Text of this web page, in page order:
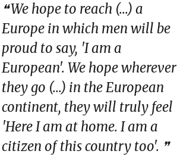
We hope to reach (...) a
Europe in which men will be
proud to say, 'I am a
European'. We hope wherever
they go (...) in the European
continent, they will truly feel
'Here I am at home. I am a
citizen of this country too'.